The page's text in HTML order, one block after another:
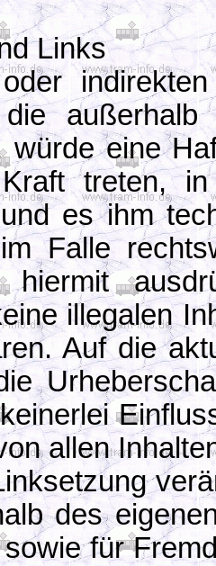
Links
außerhalb
würde eine
treten,
es ihm
Falle
hiermit
illegalen
Auf die
allen
des
für